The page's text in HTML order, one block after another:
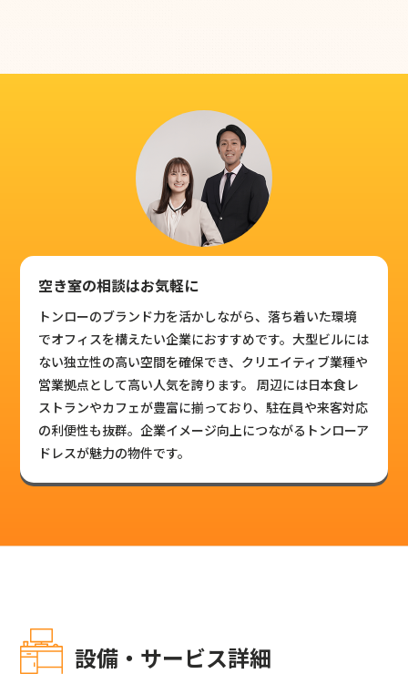
空き室の相談はお気軽に
トンローのブランド力を活かしながら、落ち着いた環境
でオフィスを構えたい企業におすすめです。大型ビルには
ない独立性の高い空間を確保でき、クリエイティブ業種や
営業拠点として高い人気を誇ります。 周辺には日本食レ
ストランやカフェが豊富に揃っており、駐在員や来客対応
の利便性も抜群。企業イメージ向上につながるトンローア
ドレスが魅力の物件です。
設備・サービス詳細